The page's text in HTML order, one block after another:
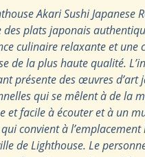
Akari Sushi Japanese
des plats japonais
culinaire relaxante et une
de la plus haute qualité.
présente des œuvres d’art
qui se mêlent à de la
et facile à écouter et à un
convient à
de Lighthouse. Le